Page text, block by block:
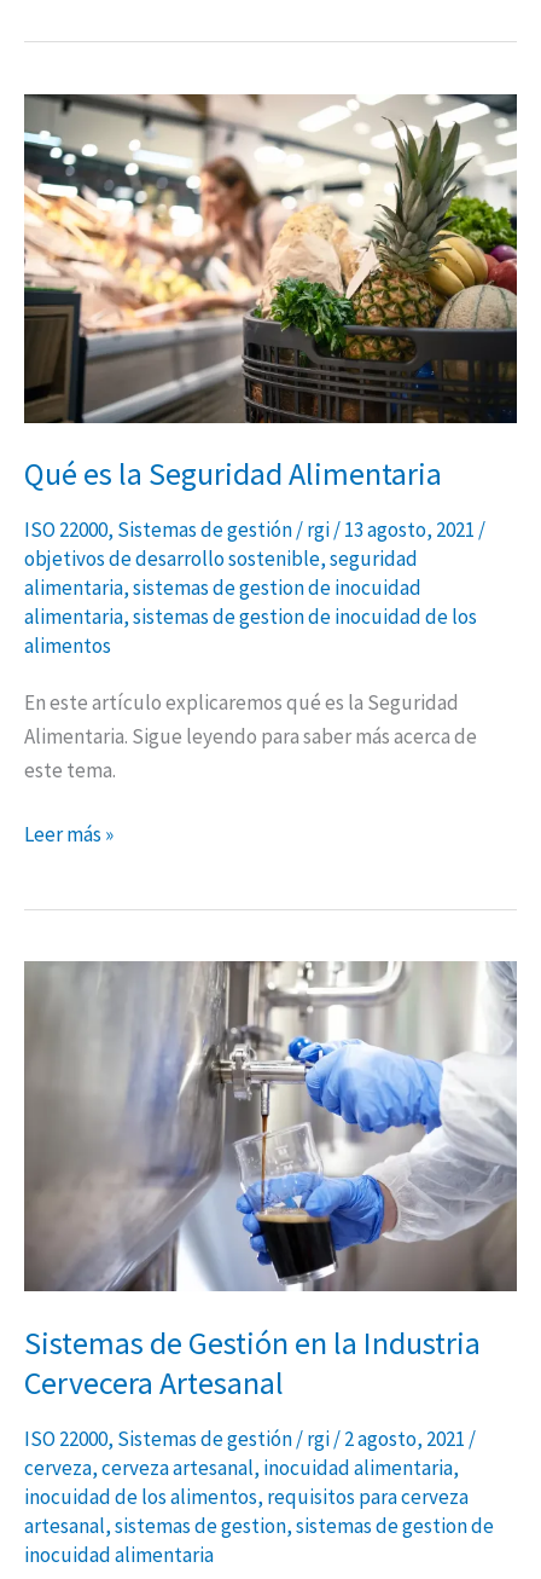
Qué es la Seguridad Alimentaria
ISO 22000, Sistemas de gestión/rgi/13 agosto, 2021 /
objetivos de desarrollo sostenible,seguridad
alimentaria,sistemas de gestion de inocuidad
alimentaria,sistemas de gestion de inocuidad de los
alimentos
En este artículo explicaremos qué es la Seguridad
Alimentaria. Sigue leyendo para saber más acerca de
este tema.
Qué
es
la
Seguridad
Alimentaria
Leer más »
Sistemas de Gestión en la Industria
Cervecera Artesanal
ISO 22000, Sistemas de gestión/rgi/2 agosto, 2021 /
cerveza,cerveza artesanal, inocuidad alimentaria,
inocuidad de los alimentos, requisitos para cerveza
artesanal,sistemas de gestion,sistemas de gestion de
inocuidad alimentaria
Sistemas